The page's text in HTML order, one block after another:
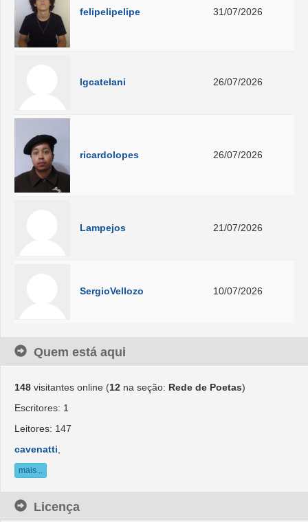
felipelipelipe 31/07/2026
lgcatelani 26/07/2026
ricardolopes 26/07/2026
Lampejos 21/07/2026
SergioVellozo 10/07/2026
Quem está aqui
148 visitantes online (12 na seção: Rede de Poetas)
Escritores: 1
Leitores: 147
cavenatti
mais...
Licença